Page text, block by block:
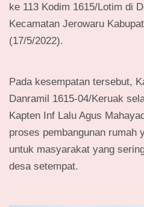
ke 113 Kodim 1615/Lotim di
Kecamatan Jerowaru
(17/5/2022).
Pada kesempatan tersebut,
Danramil 1615-04/Keruak
Kapten Inf Lalu Agus
proses pembangunan rumah
untuk masyarakat yang
desa setempat.